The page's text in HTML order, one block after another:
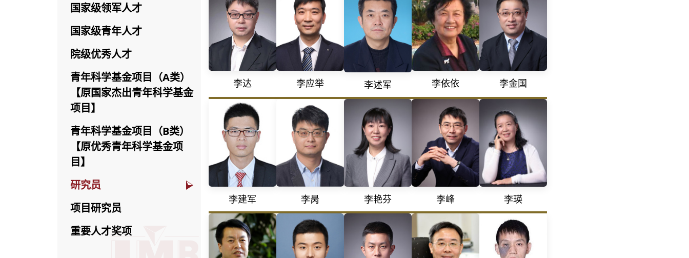
国家级领军人才
国家级青年人才
院级优秀人才
青年科学基金项目（A类）
【原国家杰出青年科学基金
项目】
青年科学基金项目（B类）
【原优秀青年科学基金项
目】
研究员
项目研究员
重要人才奖项
李达 李应举 李述军 李依依 李金国
李建军 李昺 李艳芬 李峰 李瑛